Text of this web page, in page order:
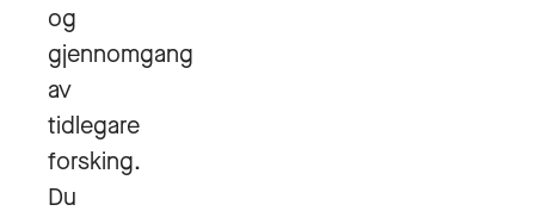
og
gjennomgang
av
tidlegare
forsking.
Du